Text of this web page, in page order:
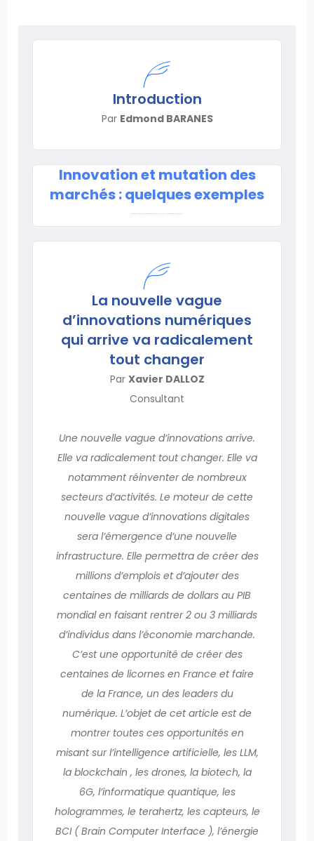
Introduction
Par Edmond BARANES
Innovation et mutation des
marchés : quelques exemples
La nouvelle vague
d’innovations numériques
qui arrive va radicalement
tout changer
Par Xavier DALLOZ
Consultant
Une nouvelle vague d’innovations arrive.
Elle va radicalement tout changer. Elle va
notamment réinventer de nombreux
secteurs d’activités. Le moteur de cette
nouvelle vague d’innovations digitales
sera l’émergence d’une nouvelle
infrastructure. Elle permettra de créer des
millions d’emplois et d’ajouter des
centaines de milliards de dollars au PIB
mondial en faisant rentrer 2 ou 3 milliards
d’individus dans l’économie marchande.
C’est une opportunité de créer des
centaines de licornes en France et faire
de la France, un des leaders du
numérique. L’objet de cet article est de
montrer toutes ces opportunités en
misant sur l’intelligence artificielle, les LLM,
la blockchain , les drones, la biotech, la
6G, l’informatique quantique, les
hologrammes, le terahertz, les capteurs, le
BCI ( Brain Computer Interface ), l’énergie